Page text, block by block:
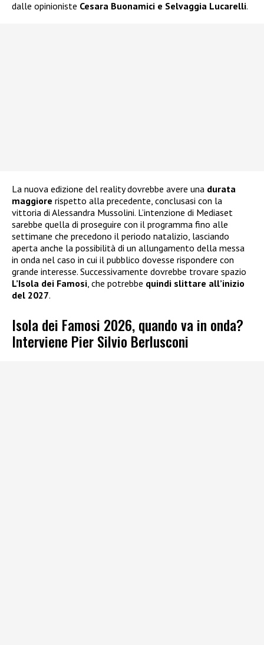
dalle opinioniste Cesara Buonamici e Selvaggia Lucarelli.
La nuova edizione del reality dovrebbe avere una durata
maggiore rispetto alla precedente, conclusasi con la
vittoria di Alessandra Mussolini. L’intenzione di Mediaset
sarebbe quella di proseguire con il programma fino alle
settimane che precedono il periodo natalizio, lasciando
aperta anche la possibilità di un allungamento della messa
in onda nel caso in cui il pubblico dovesse rispondere con
grande interesse. Successivamente dovrebbe trovare spazio
L’Isola dei Famosi , che potrebbe quindi slittare all’inizio
del 2027.
Isola dei Famosi 2026, quando va in onda?
Interviene Pier Silvio Berlusconi